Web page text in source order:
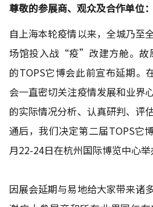
尊敬的参展商、观众及合作单位：
自上海本轮疫情以来，全城乃至
场馆投入战“疫”改建方舱。故
的TOPS它博会此前宣布延期。
会一直密切关注疫情发展和业界
的实际情况分析、认真研判、评
通后，我们决定第二届TOPS它
月22-24日在杭州国际博览中心举
因展会延期与易地给大家带来诸